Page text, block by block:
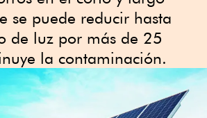
se puede reducir hasta
de luz por más de 25
la contaminación.